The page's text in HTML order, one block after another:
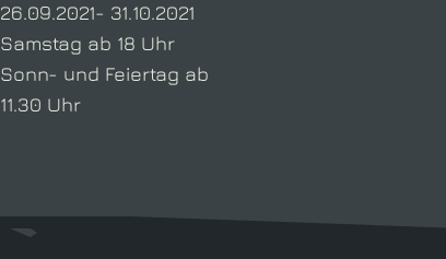
26.09.2021- 31.10.2021
Samstag ab 18 Uhr
Sonn- und Feiertag ab
11.30 Uhr